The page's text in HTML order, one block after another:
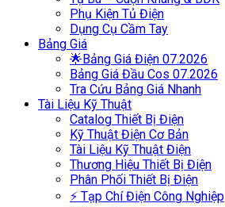
Phụ Kiện Tủ Điện
Dụng Cụ Cầm Tay
Bảng Giá
🌟Bảng Giá Điện 07.2026
Bảng Giá Đầu Cos 07.2026
Tra Cứu Bảng Giá Nhanh
Tài Liệu Kỹ Thuật
Catalog Thiết Bị Điện
Kỹ Thuật Điện Cơ Bản
Tài Liệu Kỹ Thuật Điện
Thương Hiệu Thiết Bị Điện
Phân Phối Thiết Bị Điện
⚡ Tạp Chí Điện Công Nghiệp